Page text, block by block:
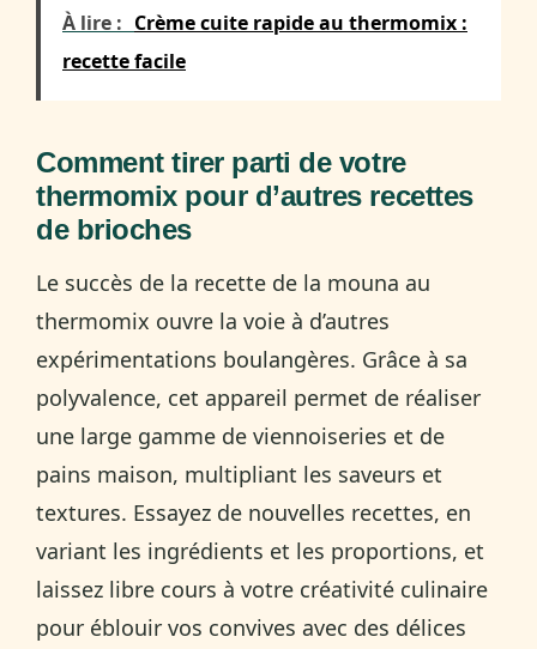
À lire : Crème cuite rapide au thermomix :
recette facile
Comment tirer parti de votre
thermomix pour d’autres recettes
de brioches
Le succès de la recette de la mouna au
thermomix ouvre la voie à d’autres
expérimentations boulangères. Grâce à sa
polyvalence, cet appareil permet de réaliser
une large gamme de viennoiseries et de
pains maison, multipliant les saveurs et
textures. Essayez de nouvelles recettes, en
variant les ingrédients et les proportions, et
laissez libre cours à votre créativité culinaire
pour éblouir vos convives avec des délices